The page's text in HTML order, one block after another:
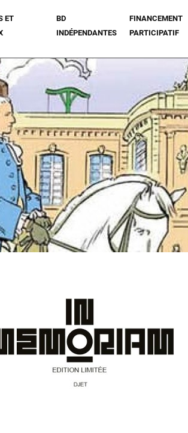
ET
BD
INDÉPENDANTES
FINANCEMENT
PARTICIPATIF